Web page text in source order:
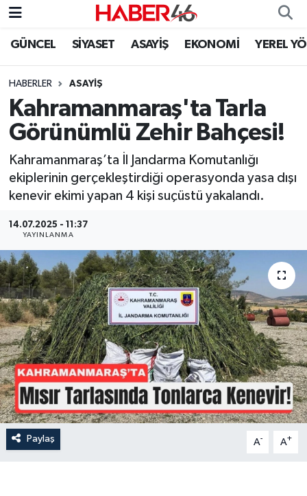
GÜNCEL SİYASET ASAYİŞ EKONOMİ YEREL
HABERLER ASAYİŞ
Kahramanmaraş'ta Tarla
Görünümlü Zehir Bahçesi!
Kahramanmaraş’ta İl Jandarma Komutanlığı
ekiplerinin gerçekleştirdiği operasyonda yasa dışı
kenevir ekimi yapan 4 kişi suçüstü yakalandı.
14.07.2025 - 11:37
YAYINLANMA
Paylaş A- A+
GÜNCEL
SİYASET
EKONOMİ
SPOR
YAŞAM
TEKNOLOJİ
SAĞLIK
EĞİTİM
İLÇE HABERLERİ
KÜLTÜR-SANAT
KSÜ
DÜNYA
Nöbetçi Eczaneler
Hava Durumu
Kahramanmaraş Namaz Vakitleri
Trafik Durumu
Süper Lig Puan Durumu ve Fikstür
Tüm Manşetler
Son Dakika Haberleri
Haber Arşivi